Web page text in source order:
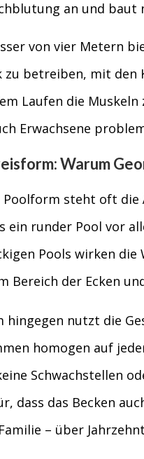
an und baut
von vier Metern
zu betreiben, mit
Laufen die
Erwachsene
Warum
Poolform steht oft
ein runder Pool vor
Pools wirken
Bereich der Ecken
hingegen nutzt die
homogen auf
Schwachstellen
dass das Becken
– über